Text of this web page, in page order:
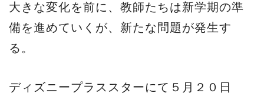
大きな変化を前に、教師たちは新学期の準
備を進めていくが、新たな問題が発生す
る。
ディズニープラススターにて５月２０日